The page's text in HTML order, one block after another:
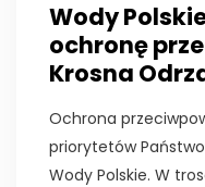
Wody
ochronę
Krosna
Ochrona
priorytetów
Wody Polskie. W